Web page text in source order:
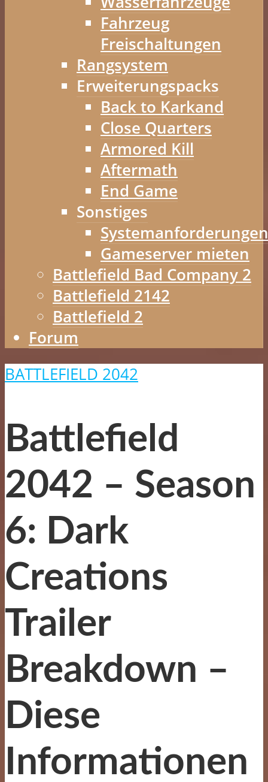
Fahrzeug
Freischaltungen
Rangsystem
Erweiterungspacks
Back to Karkand
Close Quarters
Armored Kill
Aftermath
End Game
Sonstiges
Systemanforderungen
Gameserver mieten
Battlefield Bad Company 2
Battlefield 2142
Battlefield 2
Forum
BATTLEFIELD 2042
Battlefield
2042 – Season
6: Dark
Creations
Trailer
Breakdown –
Diese
Informationen